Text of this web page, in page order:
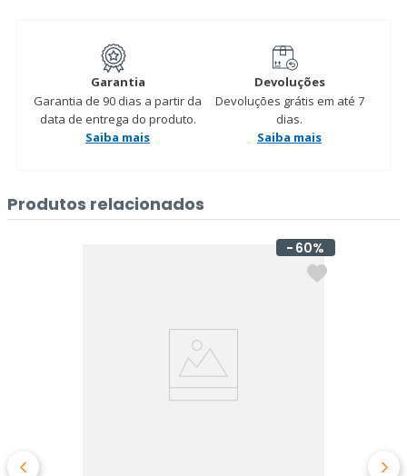
Garantia
Garantia de 90 dias a partir da
data de entrega do produto.
Saiba mais
Devoluções
Devoluções grátis em até 7
dias.
Saiba mais
Produtos relacionados
60%